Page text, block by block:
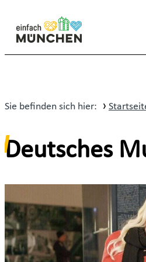
Sie befinden sich hier:
Deutsches